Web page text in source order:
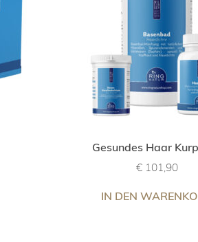
Gesundes Haar
€101,90
IN DEN